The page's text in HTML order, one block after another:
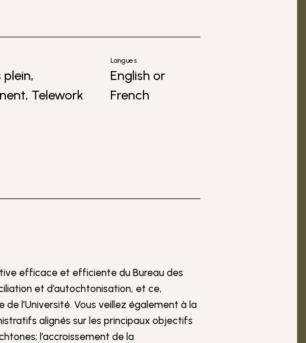
plein,
Telework
Langues
English or
French
efficace et efficiente du Bureau des
et d’autochtonisation, et ce,
l’Université. Vous veillez également à la
alignés sur les principaux objectifs
l’accroissement de la